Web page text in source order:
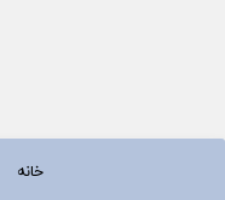
خانه